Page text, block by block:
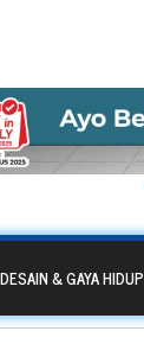
DESAIN & GAYA HIDUP